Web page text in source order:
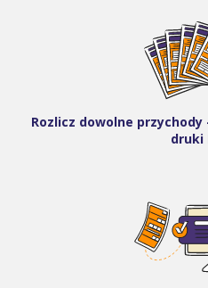
Rozlicz dowolne
druki